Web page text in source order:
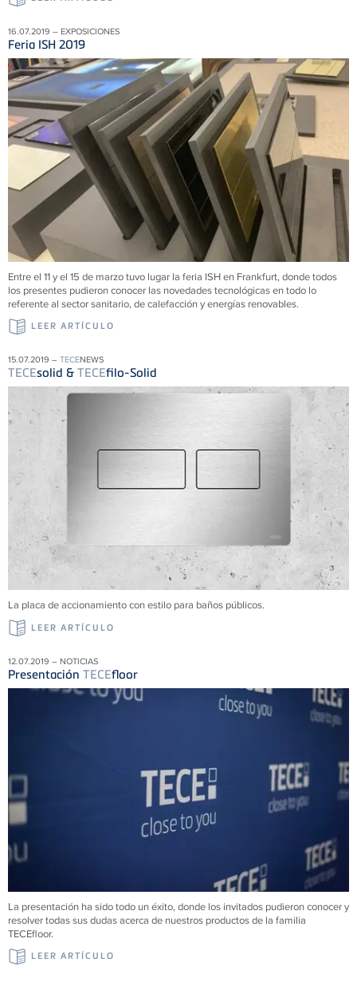
16.07.2019 – EXPOSICIONES
Feria ISH 2019
Entre el 11 y el 15 de marzo tuvo lugar la feria ISH en Frankfurt, donde todos
los presentes pudieron conocer las novedades tecnológicas en todo lo
referente al sector sanitario, de calefacción y energías renovables.
LEER ARTÍCULO
15.07.2019 – TECENEWS
TECEsolid & TECEfilo-Solid
La placa de accionamiento con estilo para baños públicos.
LEER ARTÍCULO
12.07.2019 – NOTICIAS
Presentación TECEfloor
La presentación ha sido todo un éxito, donde los invitados pudieron conocer y
resolver todas sus dudas acerca de nuestros productos de la familia
TECEfloor.
LEER ARTÍCULO